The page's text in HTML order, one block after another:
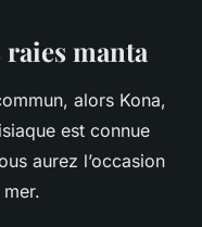
manta
alors Kona,
est connue
aurez l’occasion